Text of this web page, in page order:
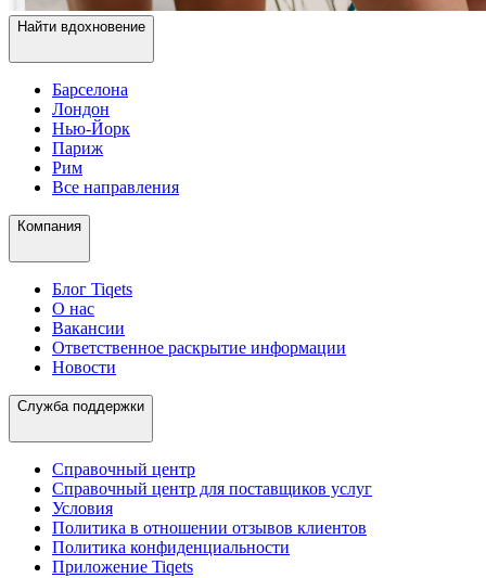
Найти вдохновение
Барселона
Лондон
Нью-Йорк
Париж
Рим
Все направления
Компания
Блог Tiqets
О нас
Вакансии
Ответственное раскрытие информации
Новости
Служба поддержки
Справочный центр
Справочный центр для поставщиков услуг
Условия
Политика в отношении отзывов клиентов
Политика конфиденциальности
Приложение Tiqets